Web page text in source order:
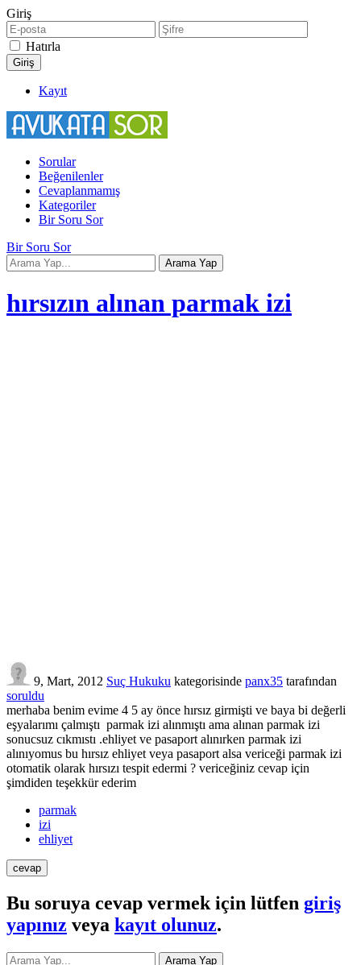
Giriş
Hatırla
Kayıt
Sorular
Beğenilenler
Cevaplanmamış
Kategoriler
Bir Soru Sor
Bir Soru Sor
hırsızın alınan parmak izi
9, Mart, 2012 Suç Hukuku kategorisinde panx35 tarafından
soruldu
merhaba benim evime 4 5 ay önce hırsız girmişti ve baya bi değerli
eşyalarımı çalmıştı parmak izi alınmıştı ama alınan parmak izi
sonucsuz cıkmıstı .ehliyet ve pasaport alınırken parmak izi
alınıyomus bu hırsız ehliyet veya pasaport alsa vericeği parmak izi
otomatik olarak hırsızı tespit edermi ? vericeğiniz cevap için
şimdiden teşekkür ederim
parmak
izi
ehliyet
Bu soruya cevap vermek için lütfen giriş
yapınız veya kayıt olunuz.